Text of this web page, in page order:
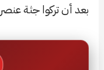
بعد أن تركوا جثة